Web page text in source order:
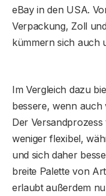
eBay in den USA.
Verpackung, Zoll
kümmern sich auch
Im Vergleich dazu
bessere, wenn auch
Der
weniger flexibel,
und sich daher
breite Palette von
erlaubt außerdem